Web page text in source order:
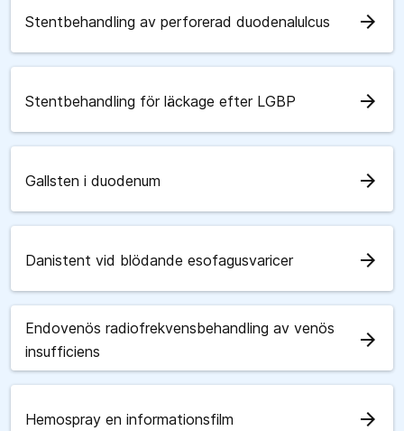
Stentbehandling av perforerad duodenalulcus arrow_forward
Stentbehandling för läckage efter LGBP arrow_forward
Gallsten i duodenum arrow_forward
Danistent vid blödande esofagusvaricer arrow_forward
Endovenös radiofrekvensbehandling av venös
insufficiens
arrow_forward
Hemospray en informationsfilm arrow_forward